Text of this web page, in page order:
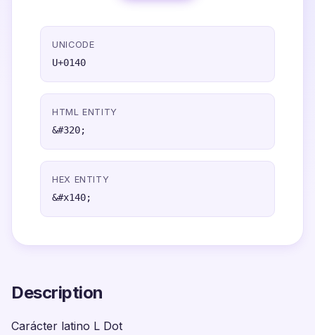
UNICODE
U+0140
HTML ENTITY
&#320;
HEX ENTITY
&#x140;
Description
Carácter latino L Dot